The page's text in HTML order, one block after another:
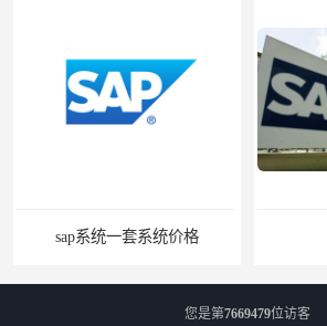
sap系统售价
您是第7669479位访客